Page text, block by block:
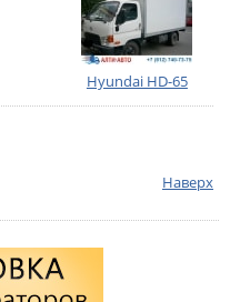
Hyundai HD-65
Наверх